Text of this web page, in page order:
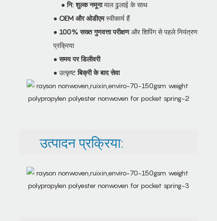
●नि: शुल्क नमूनामाल ढुलाई के साथ
● OEM और ओडीएमस्वीकार्य हैं
● 100% सख्त गुणवत्ता परीक्षणऔर शिपिंग से पहले नियंत्रण
प्रक्रिया
●समय पर डिलीवरी
● उत्कृष्टबिक्री के बाद सेवा
उत्पादन प्रक्रिया: